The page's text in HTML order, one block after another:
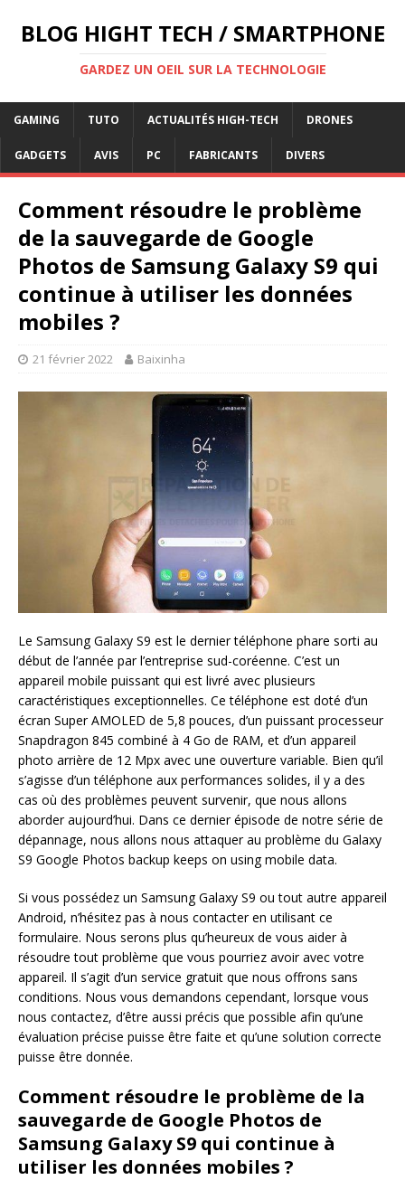
BLOG HIGHT TECH / SMARTPHONE
GARDEZ UN OEIL SUR LA TECHNOLOGIE
GAMING TUTO ACTUALITÉS HIGH-TECH DRONES
GADGETS AVIS PC FABRICANTS DIVERS
Comment résoudre le problème
de la sauvegarde de Google
Photos de Samsung Galaxy S9 qui
continue à utiliser les données
mobiles ?
21 février 2022 Baixinha
Le Samsung Galaxy S9 est le dernier téléphone phare sorti au
début de l’année par l’entreprise sud-coréenne. C’est un
appareil mobile puissant qui est livré avec plusieurs
caractéristiques exceptionnelles. Ce téléphone est doté d’un
écran Super AMOLED de 5,8 pouces, d’un puissant processeur
Snapdragon 845 combiné à 4 Go de RAM, et d’un appareil
photo arrière de 12 Mpx avec une ouverture variable. Bien qu’il
s’agisse d’un téléphone aux performances solides, il y a des
cas où des problèmes peuvent survenir, que nous allons
aborder aujourd’hui. Dans ce dernier épisode de notre série de
dépannage, nous allons nous attaquer au problème du Galaxy
S9 Google Photos backup keeps on using mobile data.
Si vous possédez un Samsung Galaxy S9 ou tout autre appareil
Android, n’hésitez pas à nous contacter en utilisant ce
formulaire. Nous serons plus qu’heureux de vous aider à
résoudre tout problème que vous pourriez avoir avec votre
appareil. Il s’agit d’un service gratuit que nous offrons sans
conditions. Nous vous demandons cependant, lorsque vous
nous contactez, d’être aussi précis que possible afin qu’une
évaluation précise puisse être faite et qu’une solution correcte
puisse être donnée.
Comment résoudre le problème de la
sauvegarde de Google Photos de
Samsung Galaxy S9 qui continue à
utiliser les données mobiles ?